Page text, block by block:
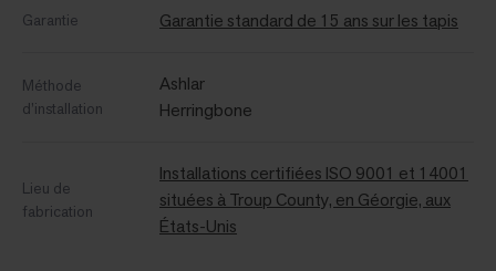
Garantie Garantie standard de 15 ans sur les tapis
Méthode
d’installation
Ashlar
Herringbone
Lieu de
fabrication
Installations certifiées ISO 9001 et 14001
situées à Troup County, en Géorgie, aux
États-Unis